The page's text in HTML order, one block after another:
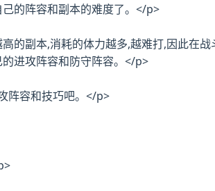
的阵容和副本的难度了。</p>
的副本,消耗的体力越多,越难打,因此在
进攻阵容和防守阵容。</p>
阵容和技巧吧。</p>